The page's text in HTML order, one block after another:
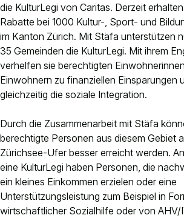
Anlässe anmelden
Nachhaltigkeit
die KulturLegi von Caritas. Derzeit
Rabatte bei 1000 Kultur-, Sport- und
im Kanton Zürich. Mit Stäfa unterstützen
35 Gemeinden die KulturLegi. Mit ihrem
verhelfen sie berechtigten
Einwohnern zu finanziellen Einsparungen
gleichzeitig die soziale Integration.
Durch die Zusammenarbeit mit Stäfa
berechtigte Personen aus diesem Gebiet
Zürichsee-Ufer besser erreicht werden.
eine KulturLegi haben Personen, die
ein kleines Einkommen erzielen oder eine
Unterstützungsleistung zum Beispiel in
wirtschaftlicher Sozialhilfe oder von AHV/